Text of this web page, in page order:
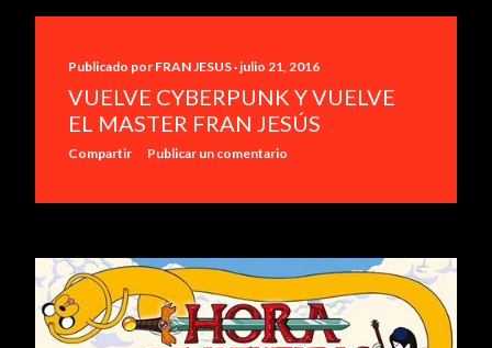
Publicado por FRAN JESUS julio 21, 2016
VUELVE CYBERPUNK Y VUELVE
EL MASTER FRAN JESÚS
Compartir Publicar un comentario